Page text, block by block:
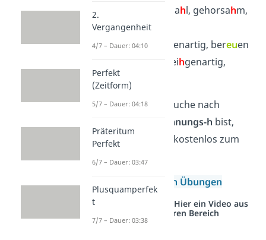
✗
r, Schicksahl, gehorsahm,
Reichtuhm
✓Sau, Bräune, genartig, bereuen
ne, eihgenartig,
bereuh
en
Wenn du auf der Suche nach
Übungen zum Dehnungs-h bist,
findest du sie hier kostenlos zum
Herunterladen!
Dehnungs-h Übungen
Studyflix vernetzt: Hier ein Video aus
einem anderen Bereich
2.
Vergangenheit
4/7 – Dauer: 04:10
Perfekt
(Zeitform)
5/7 – Dauer: 04:18
Präteritum
Perfekt
6/7 – Dauer: 03:47
Plusquamperfek
t
7/7 – Dauer: 03:38